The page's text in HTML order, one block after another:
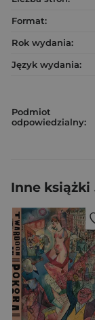
Format:
Rok wydania:
Język wydania:
Podmiot
odpowiedzialny:
Inne książki